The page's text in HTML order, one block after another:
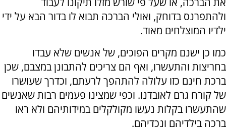
ולהתפרנס בדוחק, ואולי הברכה תבוא לו בדור הבא על ידי
ילדיו המוצלחים מאוד.
כמו כן ישנם מקרים הפוכים, של אנשים שלא עבדו
בחריצות והתעשרו, ואף הם צריכים להתבונן במצבם, שכן
ברכת חינם כזו עלולה להתהפך לרעתם, וכדרך שעושרו
של קורח גרם לאובדנו. וכפי שמצינו פעמים רבות שאנשים
שהתעשרו בקלות נעשו מקולקלים במידותיהם ולא ראו
ברכה בילדיהם ונכדיהם.